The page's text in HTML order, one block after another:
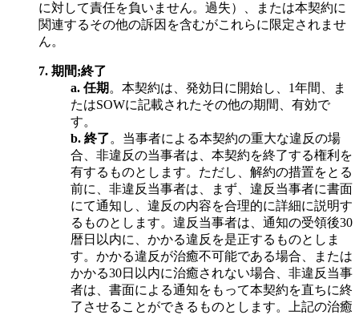
に対して責任を負いません。過失）、または本契約に
関連するその他の訴因を含むがこれらに限定されませ
ん。
7. 期間;終了
a. 任期 。本契約は、発効日に開始し、1年間、ま
たはSOWに記載されたその他の期間、有効で
す。
b. 終了。当事者による本契約の重大な違反の場
合、非違反の当事者は、本契約を終了する権利を
有するものとします。ただし、解約の措置をとる
前に、非違反当事者は、まず、違反当事者に書面
にて通知し、違反の内容を合理的に詳細に説明す
るものとします。違反当事者は、通知の受領後30
暦日以内に、かかる違反を是正するものとしま
す。かかる違反が治癒不可能である場合、または
かかる30日以内に治癒されない場合、非違反当事
者は、書面による通知をもって本契約を直ちに終
了させることができるものとします。上記の治癒